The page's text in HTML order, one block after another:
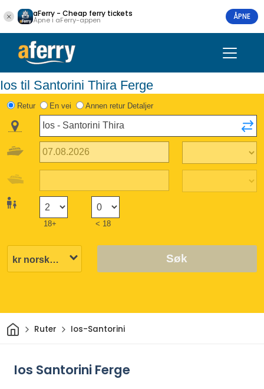
aFerry - Cheap ferry tickets
Åpne i aFerry-appen ÅPNE
Ios til Santorini Thira Ferge
Retur En vei Annen retur Detaljer
18+ < 18
Søk
HjemRuter Ios-Santorini
Ios Santorini Ferge